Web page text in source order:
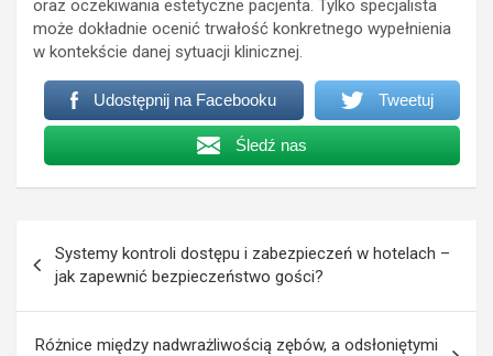
oraz oczekiwania estetyczne pacjenta. Tylko specjalista
może dokładnie ocenić trwałość konkretnego wypełnienia
w kontekście danej sytuacji klinicznej.
Udostępnij na Facebooku Tweetuj
Śledź nas
wpisu
Systemy kontroli dostępu i zabezpieczeń w hotelach –
jak zapewnić bezpieczeństwo gości?
Różnice między nadwrażliwością zębów, a odsłoniętymi